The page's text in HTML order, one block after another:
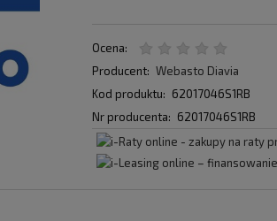
Ocena:
Producent: Webasto Diavia
Kod produktu: 62017046S1RB
Nr producenta: 62017046S1RB